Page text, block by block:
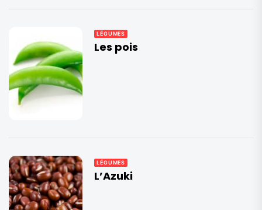
LÉGUMES
Les pois
LÉGUMES
L’Azuki